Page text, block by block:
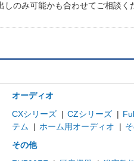
のみ可能かも合わせてご相談く
オーディオ
CXシリーズ | CZシリーズ |
テム
| ホーム用オーディオ |
その他